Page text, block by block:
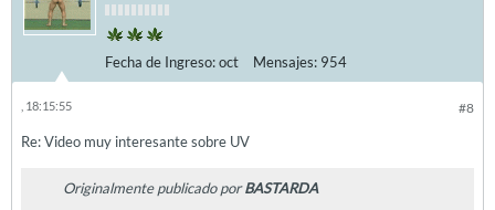
Fecha de Ingreso:oct Mensajes: 954
#8
, 18:15:55
Re: Video muy interesante sobre UV
Originalmente publicado porBASTARDA